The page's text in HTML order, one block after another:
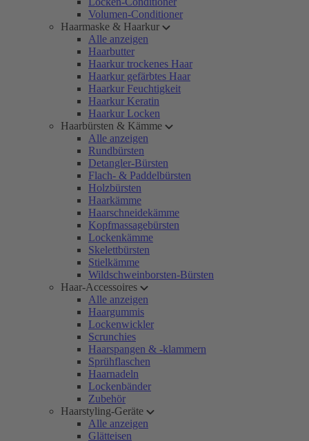
Volumen-Conditioner
Haarmaske & Haarkur
Alle anzeigen
Haarbutter
Haarkur trockenes Haar
Haarkur gefärbtes Haar
Haarkur Feuchtigkeit
Haarkur Keratin
Haarkur Locken
Haarbürsten & Kämme
Alle anzeigen
Rundbürsten
Detangler-Bürsten
Flach- & Paddelbürsten
Holzbürsten
Haarkämme
Haarschneidekämme
Kopfmassagebürsten
Lockenkämme
Skelettbürsten
Stielkämme
Wildschweinborsten-Bürsten
Haar-Accessoires
Alle anzeigen
Haargummis
Lockenwickler
Scrunchies
Haarspangen & -klammern
Sprühflaschen
Haarnadeln
Lockenbänder
Zubehör
Haarstyling-Geräte
Alle anzeigen
Glätteisen